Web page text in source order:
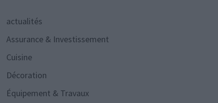
actualités
Assurance & Investissement
Cuisine
Décoration
Équipement & Travaux